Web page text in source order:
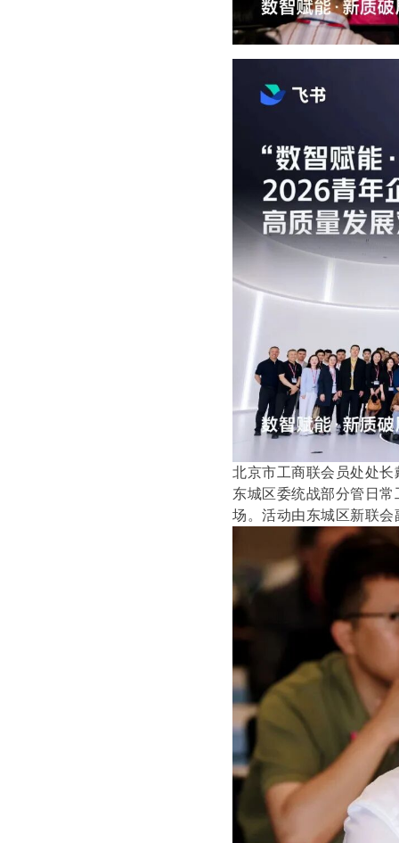
北京市工商联会员处处
东城区委统战部分管日
场。活动由东城区新联